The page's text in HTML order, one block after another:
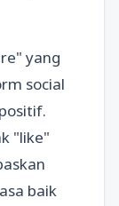
yang
social
"like"
baik